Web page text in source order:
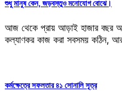
শুধু মানুষ কেন, জড়বস্তুও মনোযোগ বোঝে।
আজ থেকে প্রায় আড়াই হাজার বছর
কল্যাণকর কাজ করা সবসময় কঠিন,
কর্মক্ষেত্রে সফলতার ৪১ সোনালি সূত্র